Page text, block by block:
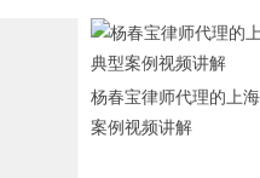
杨春宝律师代理的上
案例视频讲解